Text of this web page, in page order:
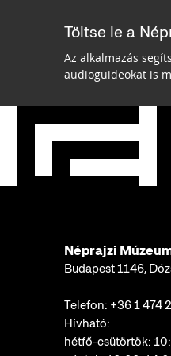
Töltse le a
Az alkalmazás
audioguideokat is
Néprajzi
Budapest 1146,
Telefon: +36 1 474
Hívható:
hétfő-csütörtök: